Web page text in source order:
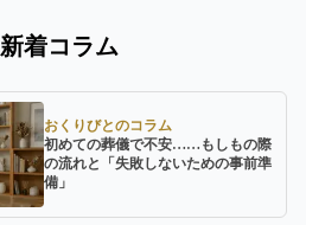
新着コラム
おくりびとのコラム
初めての葬儀で不安……もしもの際
の流れと「失敗しないための事前準
備」